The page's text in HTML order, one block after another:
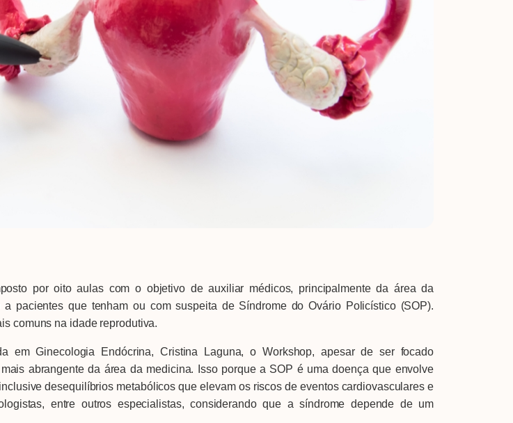
por oito aulas com o objetivo de auxiliar médicos, principalmente da área da
pacientes que tenham ou com suspeita de Síndrome do Ovário Policístico (SOP).
comuns na idade reprodutiva.
em Ginecologia Endócrina, Cristina Laguna, o Workshop, apesar de ser focado
abrangente da área da medicina. Isso porque a SOP é uma doença que envolve
desequilíbrios metabólicos que elevam os riscos de eventos cardiovasculares e
entre outros especialistas, considerando que a síndrome depende de um